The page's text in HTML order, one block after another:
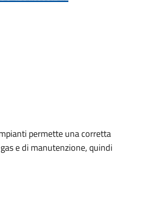
permette una corretta
e di manutenzione, quindi